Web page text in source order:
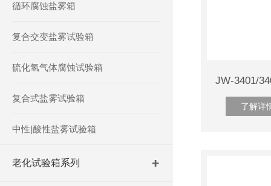
循环腐蚀盐雾箱
复合交变盐雾试验箱
硫化氢气体腐蚀试验箱
复合式盐雾试验箱
中性|酸性盐雾试验箱
老化试验箱系列
了解详